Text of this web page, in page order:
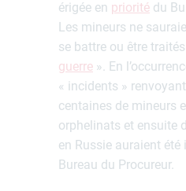
érigée en priorité du
Les mineurs ne
se battre ou être
guerre ». En
« incidents »
centaines de mineurs
orphelinats et ensuite
en Russie auraient
Bureau du Procureur.